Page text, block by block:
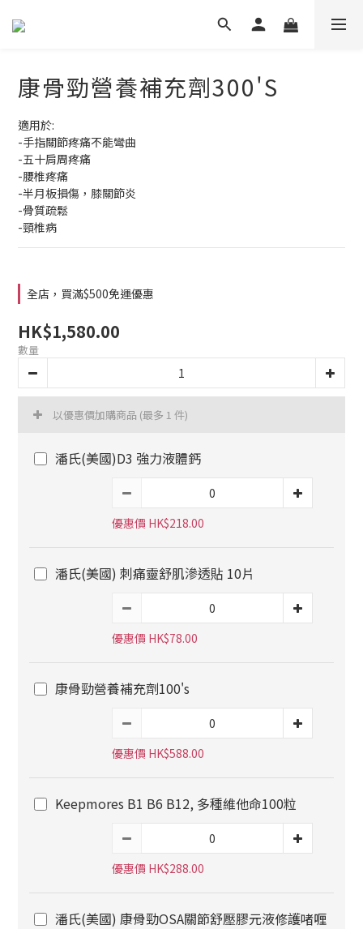
康骨勁營養補充劑300'S
適用於:
-手指關節疼痛不能彎曲
-五十肩周疼痛
-腰椎疼痛
-半月板損傷，膝關節炎
-骨質疏鬆
-頸椎病
全店，買滿$500免運優惠
HK$1,580.00
數量
以優惠價加購商品 (最多 1 件)
潘氏(美國)D3 強力液體鈣
優惠價 HK$218.00
潘氏(美國) 刺痛靈舒肌滲透貼 10片
優惠價 HK$78.00
康骨勁營養補充劑100's
優惠價 HK$588.00
Keepmores B1 B6 B12, 多種維他命100粒
優惠價 HK$288.00
潘氏(美國) 康骨勁OSA關節舒壓膠元液修護啫喱